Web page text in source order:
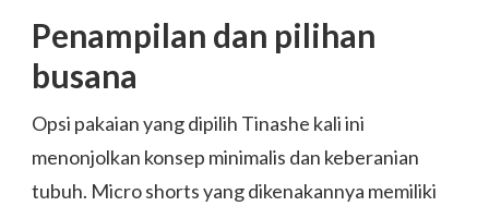
Penampilan dan pilihan
busana
Opsi pakaian yang dipilih Tinashe kali ini
menonjolkan konsep minimalis dan keberanian
tubuh. Micro shorts yang dikenakannya memiliki